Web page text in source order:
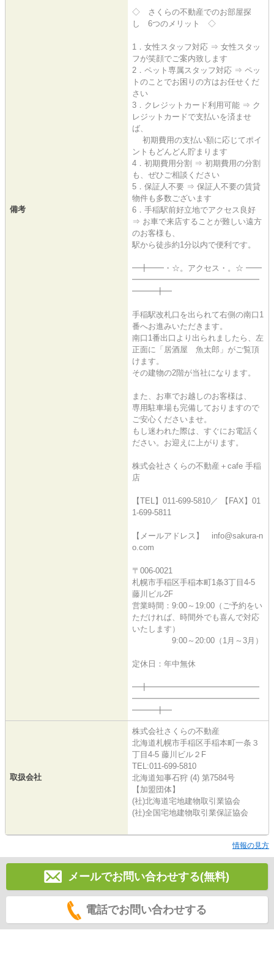
備考
◇ さくらの不動産でのお部屋探
し 6つのメリット ◇
1．女性スタッフ対応 ⇒ 女性スタッ
フが笑顔でご案内致します
2．ペット専属スタッフ対応 ⇒ ペッ
トのことでお困りの方はお任せくだ
さい
3．クレジットカード利用可能 ⇒ ク
レジットカードで支払いを済ませ
ば、
初期費用の支払い額に応じてポイ
ントもどんどん貯まります
4．初期費用分割 ⇒ 初期費用の分割
も、ぜひご相談ください
5．保証人不要 ⇒ 保証人不要の賃貸
物件も多数ございます
6．手稲駅前好立地でアクセス良好
⇒ お車で来店することが難しい遠方
のお客様も、
駅から徒歩約1分以内で便利です。
━╋━━・☆。アクセス・。☆ ━━
━━━━━━━━━━━━━━━━
━━━╋━
手稲駅改札口を出られて右側の南口1
番へお進みいただきます。
南口1番出口より出られましたら、左
正面に「居酒屋 魚太郎」がご覧頂
けます。
その建物の2階が当社になります。
また、お車でお越しのお客様は、
専用駐車場も完備しておりますので
ご安心くださいませ。
もし迷われた際は、すぐにお電話く
ださい。お迎えに上がります。
株式会社さくらの不動産＋cafe 手稲
店
【TEL】011-699-5810／ 【FAX】01
1-699-5811
【メールアドレス】 info@sakura-n
o.com
〒006-0021
札幌市手稲区手稲本町1条3丁目4-5
藤川ビル2F
営業時間：9:00～19:00（ご予約をい
ただければ、時間外でも喜んで対応
いたします）
9:00～20:00（1月～3月）
定休日：年中無休
━╋━━━━━━━━━━━━━━
━━━━━━━━━━━━━━━━
━━━╋━
取扱会社
株式会社さくらの不動産
北海道札幌市手稲区手稲本町一条３
丁目4-5 藤川ビル２F
TEL:011-699-5810
北海道知事石狩 (4) 第7584号
【加盟団体】
(社)北海道宅地建物取引業協会
(社)全国宅地建物取引業保証協会
情報の見方
メールでお問い合わせする(無料)
電話でお問い合わせする